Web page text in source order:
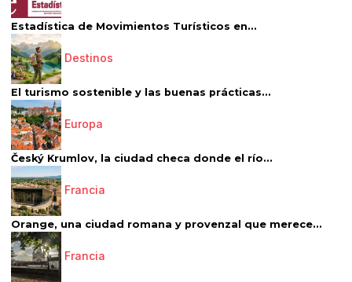
Estadística de Movimientos Turísticos en...
Destinos
El turismo sostenible y las buenas prácticas...
Europa
Český Krumlov, la ciudad checa donde el río...
Francia
Orange, una ciudad romana y provenzal que merece...
Francia